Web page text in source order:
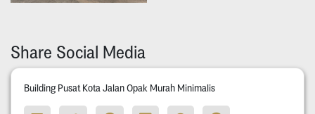
Share Social Media
Building Pusat Kota Jalan Opak Murah Minimalis